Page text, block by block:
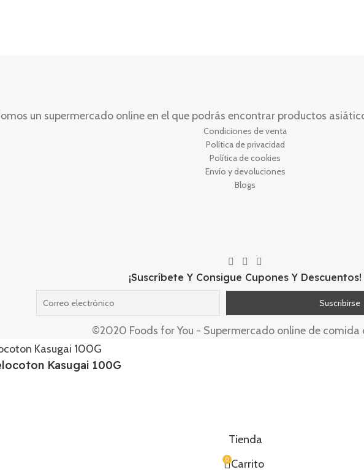
un supermercado online en el que podrás encontrar productos
Condiciones de venta
Política de privacidad
Política de cookies
Envío y devoluciones
Blogs
¡Suscríbete Y Consigue Cupones Y Descuentos!
©2020 Foods for You - Supermercado online de comida
Kasugai 100G
Tienda
0 Carrito